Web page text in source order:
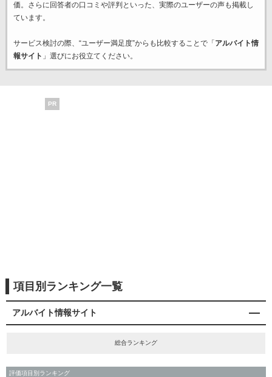
価。さらに回答者の口コミや評判といった、実際のユーザーの声も掲載し
ています。
サービス検討の際、“ユーザー満足度”からも比較することで「 アルバイト情
報サイト 」選びにお役立てください。
PR
項目別ランキング一覧
アルバイト情報サイト
総合ランキング
評価項目別ランキング